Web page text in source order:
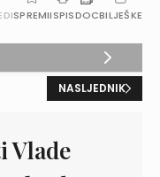
SPREMIISPISDOCBILJEŠKE
NASLJEDNIK
Vlade